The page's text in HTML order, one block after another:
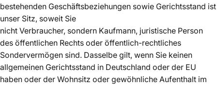
bestehenden Geschäftsbeziehungen sowie Gerichtsstand ist
unser Sitz, soweit Sie
nicht Verbraucher, sondern Kaufmann, juristische Person
des öffentlichen Rechts oder öffentlich-rechtliches
Sondervermögen sind. Dasselbe gilt, wenn Sie keinen
allgemeinen Gerichtsstand in Deutschland oder der EU
haben oder der Wohnsitz oder gewöhnliche Aufenthalt im